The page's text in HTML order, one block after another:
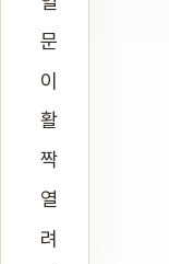
문
이
활
짝
열
려